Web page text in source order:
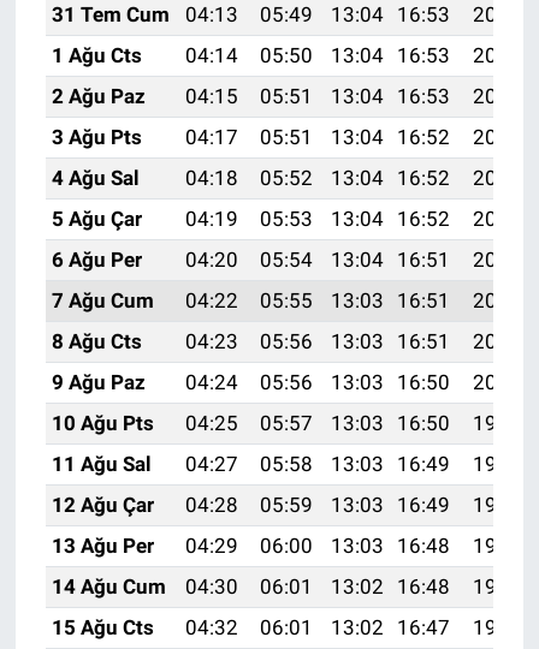
31 Tem Cum
04:13 05:49 13:04 16:53
20:09
1 Ağu Cts
04:14 05:50 13:04 16:53
20:08
2 Ağu Paz
04:15 05:51 13:04 16:53
20:07
3 Ağu Pts
04:17 05:51 13:04 16:52
20:06
4 Ağu Sal
04:18 05:52 13:04 16:52
20:05
5 Ağu Çar
04:19 05:53 13:04 16:52
20:04
6 Ağu Per
04:20 05:54 13:04 16:51
20:03
7 Ağu Cum
04:22 05:55 13:03 16:51
20:02
8 Ağu Cts
04:23 05:56 13:03 16:51
20:01
9 Ağu Paz
04:24 05:56 13:03 16:50
20:00
10 Ağu Pts
04:25 05:57 13:03 16:50
19:59
11 Ağu Sal
04:27 05:58 13:03 16:49
19:58
12 Ağu Çar
04:28 05:59 13:03 16:49
19:57
13 Ağu Per
04:29 06:00 13:03 16:48
19:55
14 Ağu Cum
04:30 06:01 13:02 16:48
19:54
15 Ağu Cts
04:32 06:01 13:02 16:47
19:53